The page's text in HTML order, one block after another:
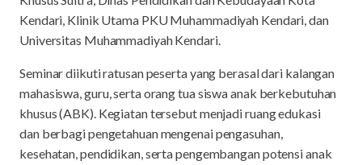
Kendari, Klinik Utama PKU Muhammadiyah Kendari, dan
Universitas Muhammadiyah Kendari.
Seminar diikuti ratusan peserta yang berasal dari kalangan
mahasiswa, guru, serta orang tua siswa anak berkebutuhan
khusus (ABK). Kegiatan tersebut menjadi ruang edukasi
dan berbagi pengetahuan mengenai pengasuhan,
kesehatan, pendidikan, serta pengembangan potensi anak